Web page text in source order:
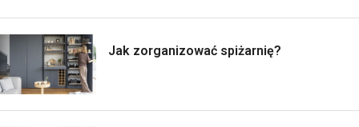
Jak zorganizować spiżarnię?